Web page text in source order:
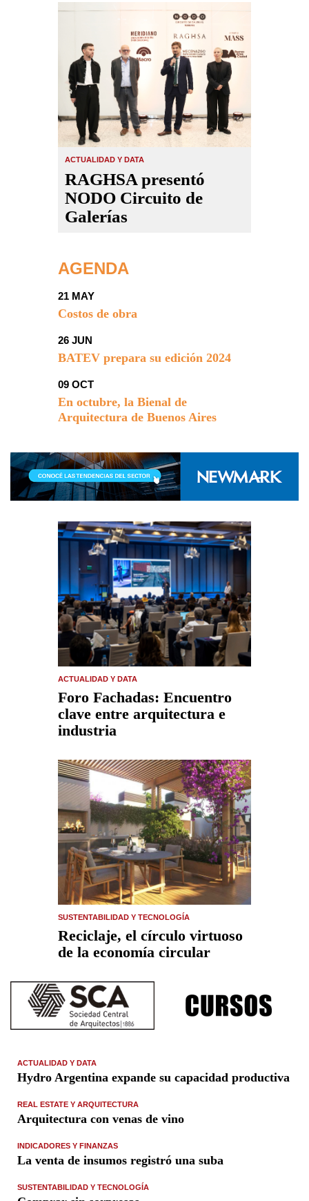
ACTUALIDAD Y DATA
RAGHSA presentó
NODO Circuito de
Galerías
AGENDA
21 MAY
Costos de obra
26 JUN
BATEV prepara su edición 2024
09 OCT
En octubre, la Bienal de
Arquitectura de Buenos Aires
ACTUALIDAD Y DATA
Foro Fachadas: Encuentro
clave entre arquitectura e
industria
SUSTENTABILIDAD Y TECNOLOGÍA
Reciclaje, el círculo virtuoso
de la economía circular
ACTUALIDAD Y DATA
Hydro Argentina expande su capacidad productiva
REAL ESTATE Y ARQUITECTURA
Arquitectura con venas de vino
INDICADORES Y FINANZAS
La venta de insumos registró una suba
SUSTENTABILIDAD Y TECNOLOGÍA